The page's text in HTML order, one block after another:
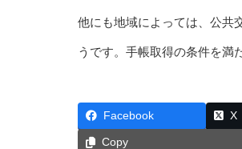
他にも地域によっては、公共
うです。手帳取得の条件を満
Facebook X
Copy